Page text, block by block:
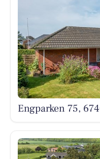
Engparken 75,